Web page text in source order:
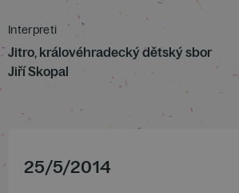
Interpreti
Jitro, královéhradecký dětský sbor
Jiří Skopal
25/5/2014